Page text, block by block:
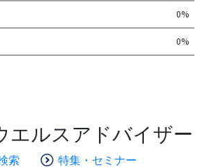
0%
0%
エルスアドバイザー
索
特集・セミナー